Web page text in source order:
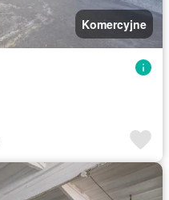
Komercyjne